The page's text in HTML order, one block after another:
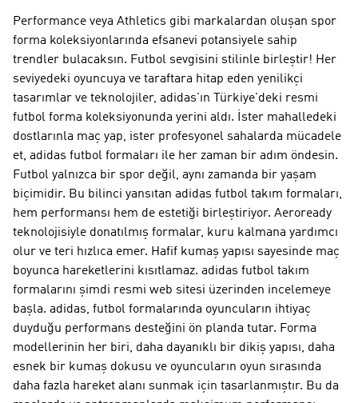
Performance veya Athletics gibi markalardan oluşan spor
forma koleksiyonlarında efsanevi potansiyele sahip
trendler bulacaksın. Futbol sevgisini stilinle birleştir! Her
seviyedeki oyuncuya ve taraftara hitap eden yenilikçi
tasarımlar ve teknolojiler, adidas'ın Türkiye'deki resmi
futbol forma koleksiyonunda yerini aldı. İster mahalledeki
dostlarınla maç yap, ister profesyonel sahalarda mücadele
et, adidas futbol formaları ile her zaman bir adım öndesin.
Futbol yalnızca bir spor değil, aynı zamanda bir yaşam
biçimidir. Bu bilinci yansıtan adidas futbol takım formaları,
hem performansı hem de estetiği birleştiriyor. Aeroready
teknolojisiyle donatılmış formalar, kuru kalmana yardımcı
olur ve teri hızlıca emer. Hafif kumaş yapısı sayesinde maç
boyunca hareketlerini kısıtlamaz. adidas futbol takım
formalarını şimdi resmi web sitesi üzerinden incelemeye
başla. adidas, futbol formalarında oyuncuların ihtiyaç
duyduğu performans desteğini ön planda tutar. Forma
modellerinin her biri, daha dayanıklı bir dikiş yapısı, daha
esnek bir kumaş dokusu ve oyuncuların oyun sırasında
daha fazla hareket alanı sunmak için tasarlanmıştır. Bu da